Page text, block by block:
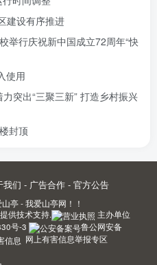
建设有序推进
举行庆祝新中国成立72周年“快
使用
力突出“三聚三新” 打造乡村振兴
封顶
我们 - 广告合作 - 官方公告
亭 - 我爱山亭网！！
提供技术支持.
主办单位
号-3
鲁公网安备
网上有害信息举报专区